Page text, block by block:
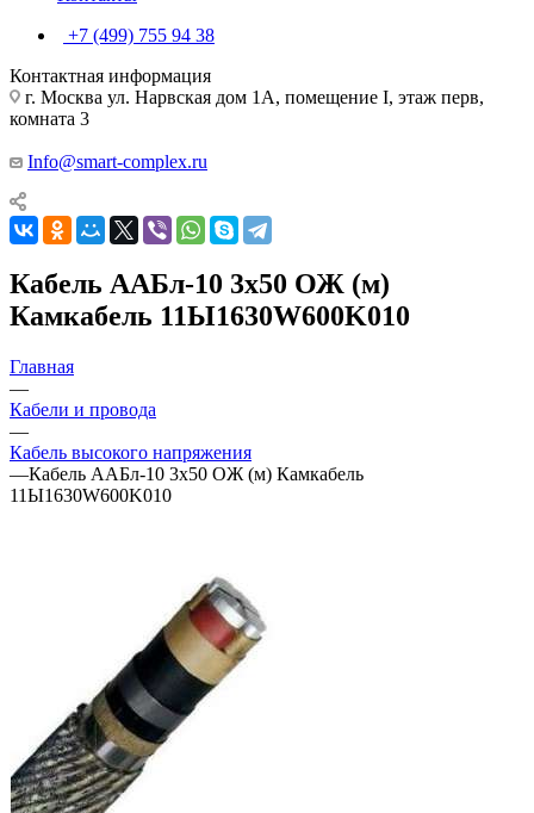
+7 (499) 755 94 38
Контактная информация
г. Москва ул. Нарвская дом 1А, помещение I, этаж перв,
комната 3
Info@smart-complex.ru
Кабель ААБл-10 3х50 ОЖ (м)
Камкабель 11Ы1630W600K010
Главная
—
Кабели и провода
—
Кабель высокого напряжения
—Кабель ААБл-10 3х50 ОЖ (м) Камкабель
11Ы1630W600K010